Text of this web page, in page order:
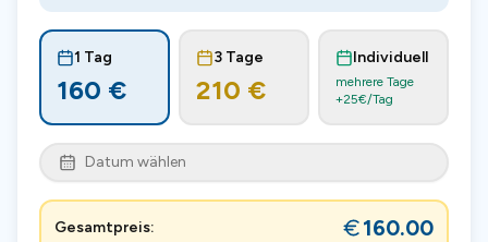
1 Tag
160 €
3 Tage
210 €
Individuell
mehrere Tage
+25€/Tag
Datum wählen
Gesamtpreis: 160.00